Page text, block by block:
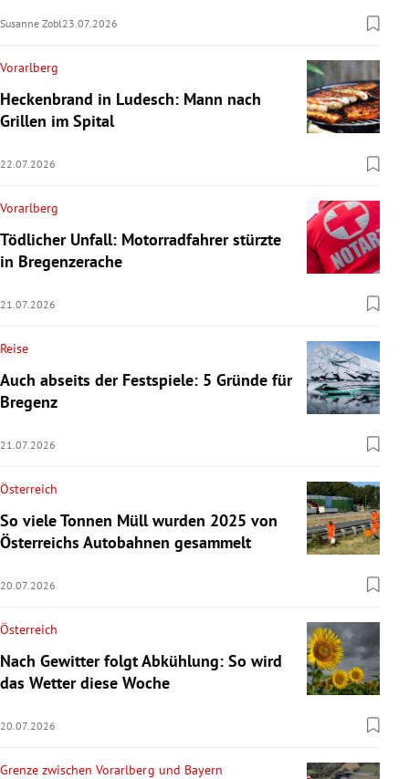
Susanne Zobl23.07.2026
Vorarlberg
Heckenbrand in Ludesch: Mann nach
Grillen im Spital
22.07.2026
Vorarlberg
Tödlicher Unfall: Motorradfahrer stürzte
in Bregenzerache
21.07.2026
Reise
Auch abseits der Festspiele: 5 Gründe für
Bregenz
21.07.2026
Österreich
So viele Tonnen Müll wurden 2025 von
Österreichs Autobahnen gesammelt
20.07.2026
Österreich
Nach Gewitter folgt Abkühlung: So wird
das Wetter diese Woche
20.07.2026
Grenze zwischen Vorarlberg und Bayern